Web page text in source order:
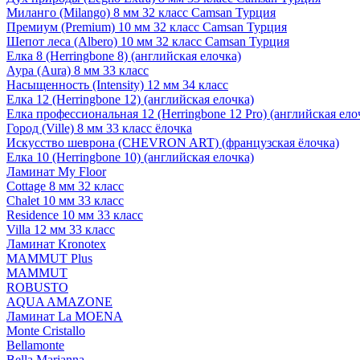
Миланго (Milango) 8 мм 32 класс Camsan Турция
Премиум (Premium) 10 мм 32 класс Camsan Турция
Шепот леса (Albero) 10 мм 32 класс Camsan Турция
Елка 8 (Herringbone 8) (английская елочка)
Аура (Aura) 8 мм 33 класс
Насыщенность (Intensity) 12 мм 34 класс
Елка 12 (Herringbone 12) (английская елочка)
Елка профессиональная 12 (Herringbone 12 Pro) (английская
Город (Ville) 8 мм 33 класс ёлочка
Искусство шеврона (CHEVRON ART) (французская ёлочка)
Елка 10 (Herringbone 10) (английская елочка)
Ламинат My Floor
Cottage 8 мм 32 класс
Chalet 10 мм 33 класс
Residence 10 мм 33 класс
Villa 12 мм 33 класс
Ламинат Kronotex
MAMMUT Plus
MAMMUT
ROBUSTO
AQUA AMAZONE
Ламинат La MOENA
Monte Cristallo
Bellamonte